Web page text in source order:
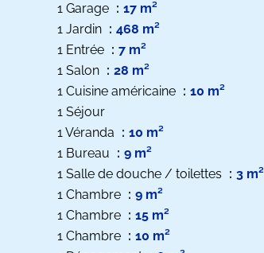
1 Garage
17 m²
1 Jardin
468 m²
1 Entrée
7 m²
1 Salon
28 m²
1 Cuisine américaine
10 m²
1 Séjour
1 Véranda
10 m²
1 Bureau
9 m²
1 Salle de douche / toilettes
3 m²
1 Chambre
9 m²
1 Chambre
15 m²
1 Chambre
10 m²